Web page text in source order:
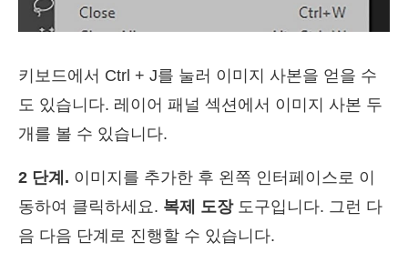
키보드에서 Ctrl + J를 눌러 이미지 사본을 얻을 수
도 있습니다. 레이어 패널 섹션에서 이미지 사본 두
개를 볼 수 있습니다.
2 단계. 이미지를 추가한 후 왼쪽 인터페이스로 이
동하여 클릭하세요. 복제 도장도구입니다. 그런 다
음 다음 단계로 진행할 수 있습니다.